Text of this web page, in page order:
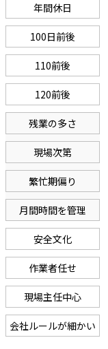
年間休日
100日前後
110前後
120前後
残業の多さ
現場次第
繁忙期偏り
月間時間を管理
安全文化
作業者任せ
現場主任中心
会社ルールが細かい